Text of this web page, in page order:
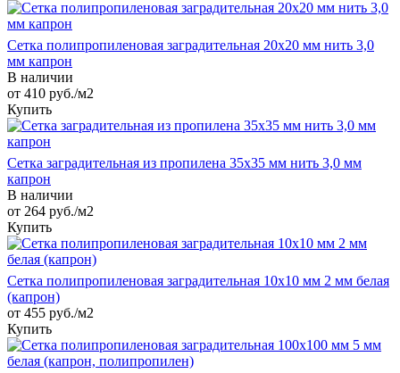
Сетка полипропиленовая заградительная 20х20 мм нить 3,0
мм капрон
В наличии
от 410 руб./м2
Купить
Сетка заградительная из пропилена 35х35 мм нить 3,0 мм
капрон
В наличии
от 264 руб./м2
Купить
Сетка полипропиленовая заградительная 10х10 мм 2 мм белая
(капрон)
от 455 руб./м2
Купить